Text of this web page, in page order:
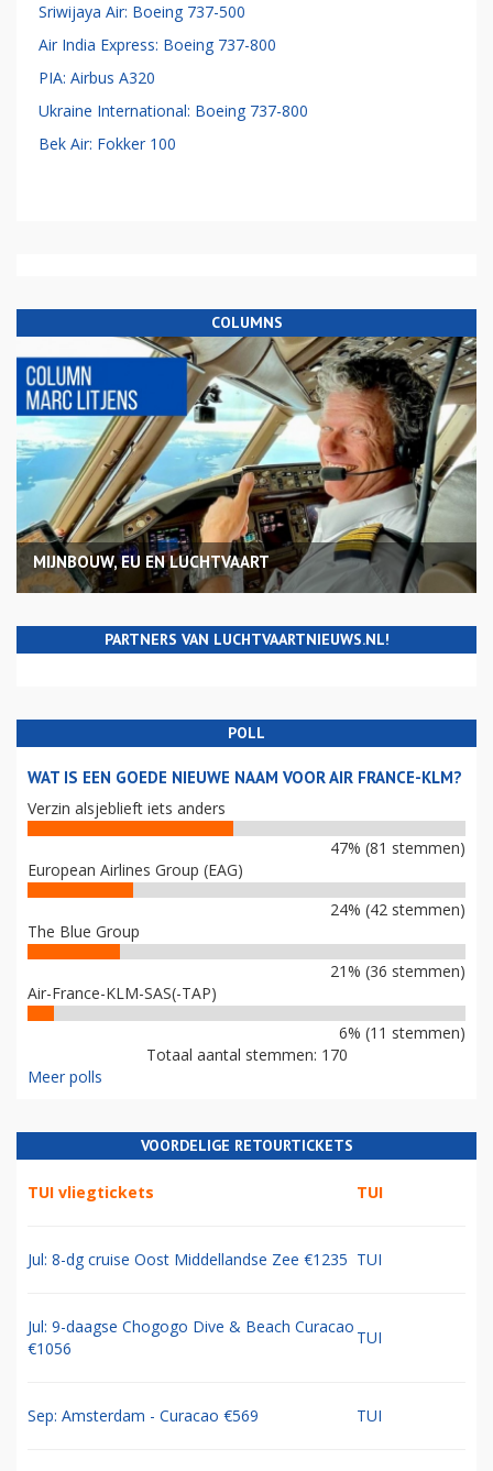
Sriwijaya Air: Boeing 737-500
Air India Express: Boeing 737-800
PIA: Airbus A320
Ukraine International: Boeing 737-800
Bek Air: Fokker 100
COLUMNS
MIJNBOUW, EU EN LUCHTVAART
PARTNERS VAN LUCHTVAARTNIEUWS.NL!
POLL
WAT IS EEN GOEDE NIEUWE NAAM VOOR AIR FRANCE-KLM?
Verzin alsjeblieft iets anders
47% (81 stemmen)
European Airlines Group (EAG)
24% (42 stemmen)
The Blue Group
21% (36 stemmen)
Air-France-KLM-SAS(-TAP)
6% (11 stemmen)
Totaal aantal stemmen: 170
Meer polls
VOORDELIGE RETOURTICKETS
TUI vliegtickets TUI
Jul: 8-dg cruise Oost Middellandse Zee €1235 TUI
Jul: 9-daagse Chogogo Dive & Beach Curacao
€1056
TUI
Sep: Amsterdam - Curacao €569 TUI